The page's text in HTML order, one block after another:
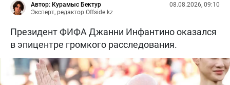
Автор: Курамыс Бектур
Эксперт, редактор Offside.kz
08.08.2026, 09:10
Президент ФИФА Джанни Инфантино оказался
в эпицентре громкого расследования.